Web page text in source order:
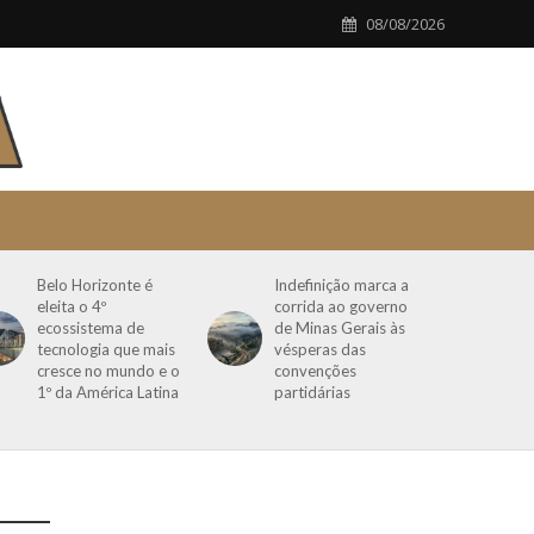
08/08/2026
Belo Horizonte é
eleita o 4º
ecossistema de
tecnologia que mais
cresce no mundo e o
1º da América Latina
Indefinição marca a
corrida ao governo
de Minas Gerais às
vésperas das
convenções
partidárias